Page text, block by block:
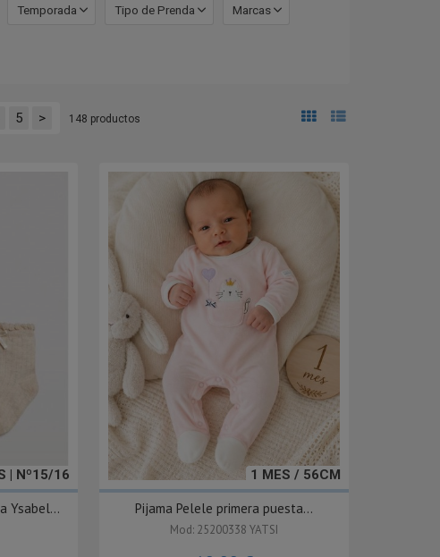
Temporada Tipo de Prenda Marcas
5 > 148 productos
| Nº15/16
Ysabel...
1 MES / 56CM
Pijama Pelele primera puesta...
Mod: 25200338 YATSI